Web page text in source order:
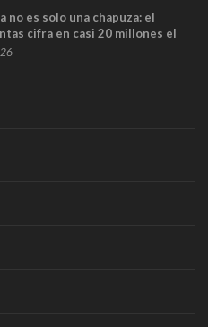
no es solo una chapuza: el
cifra en casi 20 millones el
trenes que no cabían por los